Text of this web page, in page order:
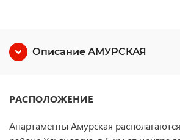
Описание АМУРСКАЯ
РАСПОЛОЖЕНИЕ
Апартаменты Амурская